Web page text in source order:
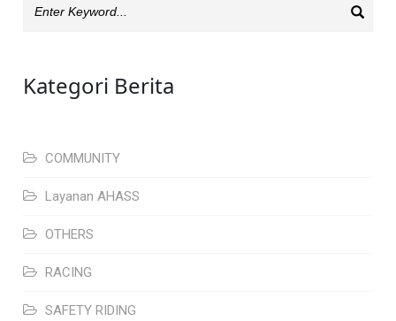
Kategori Berita
COMMUNITY
Layanan AHASS
OTHERS
RACING
SAFETY RIDING